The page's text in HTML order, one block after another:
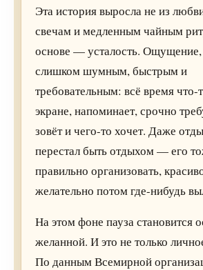
Эта история выросла не из
свечам и медленным чайным
основе — усталость. Ощущение,
слишком шумным, быстрым и
требовательным: всё время что-
экране, напоминает, срочно
зовёт и чего-то хочет. Даже
перестал быть отдыхом — его
правильно организовать,
желательно потом где-нибудь
На этом фоне пауза становится
желанной. И это не только
По данным Всемирной